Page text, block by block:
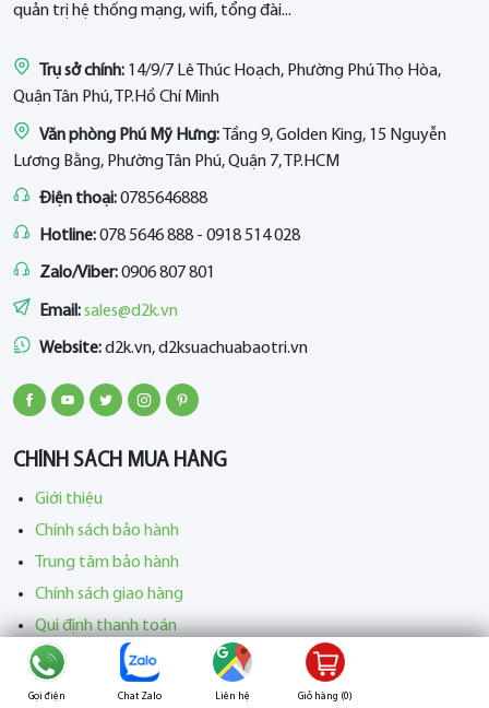
quản trị hệ thống mạng, wifi, tổng đài...
Trụ sở chính: 14/9/7 Lê Thúc Hoạch, Phường Phú Thọ Hòa,
Quận Tân Phú, TP.Hồ Chí Minh
Văn phòng Phú Mỹ Hưng:Tầng 9, Golden King, 15 Nguyễn
Lương Bằng, Phường Tân Phú, Quận 7, TP.HCM
Điện thoại:0785646888
Hotline:078 5646 888 - 0918 514 028
Zalo/Viber:0906 807 801
Email:sales@d2k.vn
Website:d2k.vn, d2ksuachuabaotri.vn
CHÍNH SÁCH MUA HÀNG
Giới thiệu
Chính sách bảo hành
Trung tâm bảo hành
Chính sách giao hàng
Qui định thanh toán
Chính sách đổi – trả hàng
Chính sách bảo mật thông tin
Gọi điện Chat Zalo Liên hệ Giỏ hàng (0)